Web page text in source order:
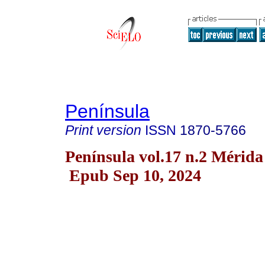
Península
Print version ISSN 1870-5766
Península vol.17 n.2
Epub Sep 10, 2024